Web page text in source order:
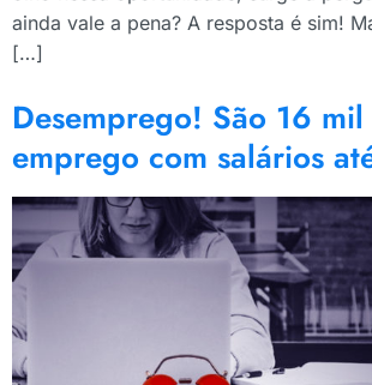
ainda vale a pena? A resposta é sim!
[…]
Desemprego! São 16
emprego com salários